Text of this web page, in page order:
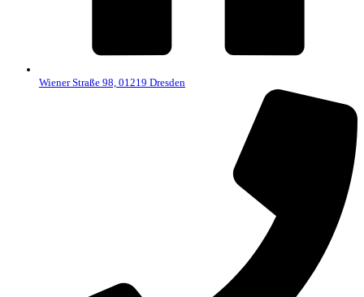
Wiener Straße 98, 01219 Dresden